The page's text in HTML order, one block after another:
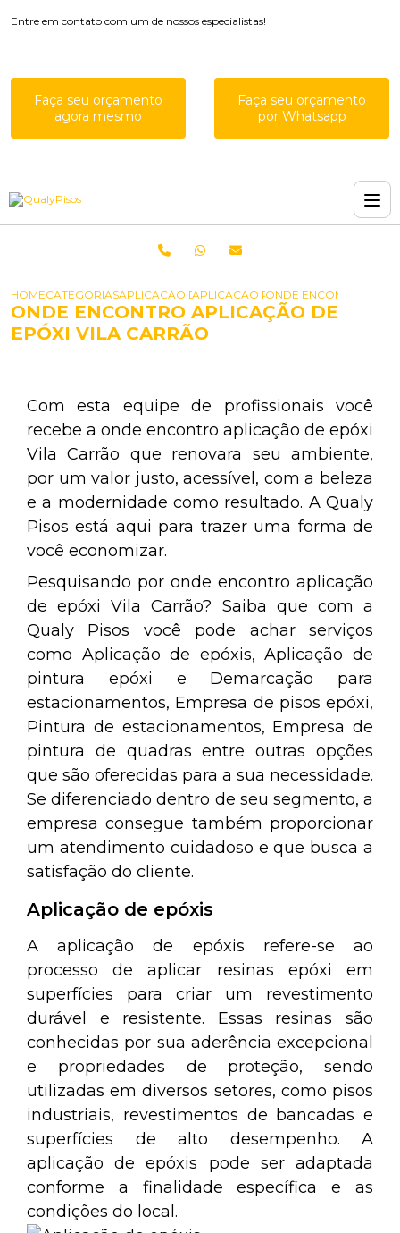
Entre em contato com um de nossos especialistas!
Faça seu orçamento
agora mesmo
Faça seu orçamento
por Whatsapp
HOMECATEGORIASAPLICACAO DE EPOXISAPLICACAO RESINA EPOXI PISO
ONDE ENCONTRO
ONDE ENCONTRO APLICAÇÃO DE
EPÓXI VILA CARRÃO
Com esta equipe de profissionais você
recebe a onde encontro aplicação de epóxi
Vila Carrão que renovara seu ambiente,
por um valor justo, acessível, com a beleza
e a modernidade como resultado. A Qualy
Pisos está aqui para trazer uma forma de
você economizar.
Pesquisando por onde encontro aplicação
de epóxi Vila Carrão? Saiba que com a
Qualy Pisos você pode achar serviços
como Aplicação de epóxis, Aplicação de
pintura epóxi e Demarcação para
estacionamentos, Empresa de pisos epóxi,
Pintura de estacionamentos, Empresa de
pintura de quadras entre outras opções
que são oferecidas para a sua necessidade.
Se diferenciado dentro de seu segmento, a
empresa consegue também proporcionar
um atendimento cuidadoso e que busca a
satisfação do cliente.
Aplicação de epóxis
A aplicação de epóxis refere-se ao
processo de aplicar resinas epóxi em
superfícies para criar um revestimento
durável e resistente. Essas resinas são
conhecidas por sua aderência excepcional
e propriedades de proteção, sendo
utilizadas em diversos setores, como pisos
industriais, revestimentos de bancadas e
superfícies de alto desempenho. A
aplicação de epóxis pode ser adaptada
conforme a finalidade específica e as
condições do local.